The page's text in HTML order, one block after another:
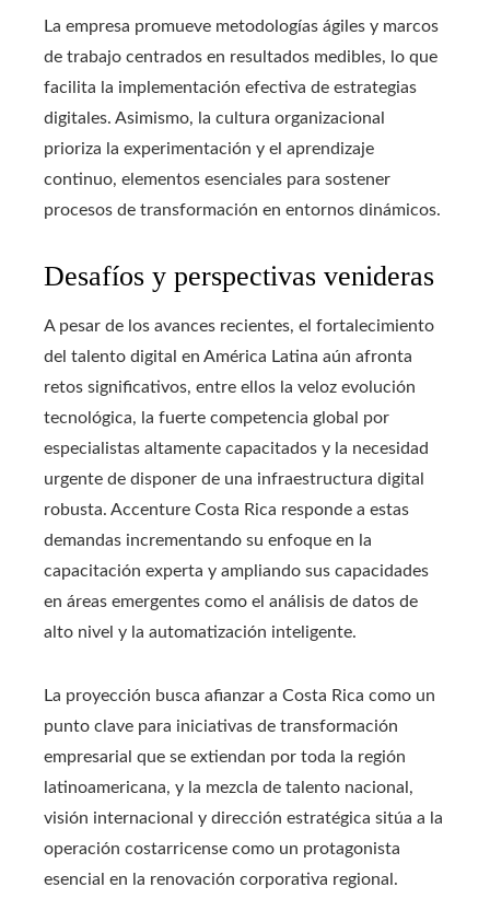
La empresa promueve metodologías ágiles y marcos
de trabajo centrados en resultados medibles, lo que
facilita la implementación efectiva de estrategias
digitales. Asimismo, la cultura organizacional
prioriza la experimentación y el aprendizaje
continuo, elementos esenciales para sostener
procesos de transformación en entornos dinámicos.
Desafíos y perspectivas venideras
A pesar de los avances recientes, el fortalecimiento
del talento digital en América Latina aún afronta
retos significativos, entre ellos la veloz evolución
tecnológica, la fuerte competencia global por
especialistas altamente capacitados y la necesidad
urgente de disponer de una infraestructura digital
robusta. Accenture Costa Rica responde a estas
demandas incrementando su enfoque en la
capacitación experta y ampliando sus capacidades
en áreas emergentes como el análisis de datos de
alto nivel y la automatización inteligente.
La proyección busca afianzar a Costa Rica como un
punto clave para iniciativas de transformación
empresarial que se extiendan por toda la región
latinoamericana, y la mezcla de talento nacional,
visión internacional y dirección estratégica sitúa a la
operación costarricense como un protagonista
esencial en la renovación corporativa regional.